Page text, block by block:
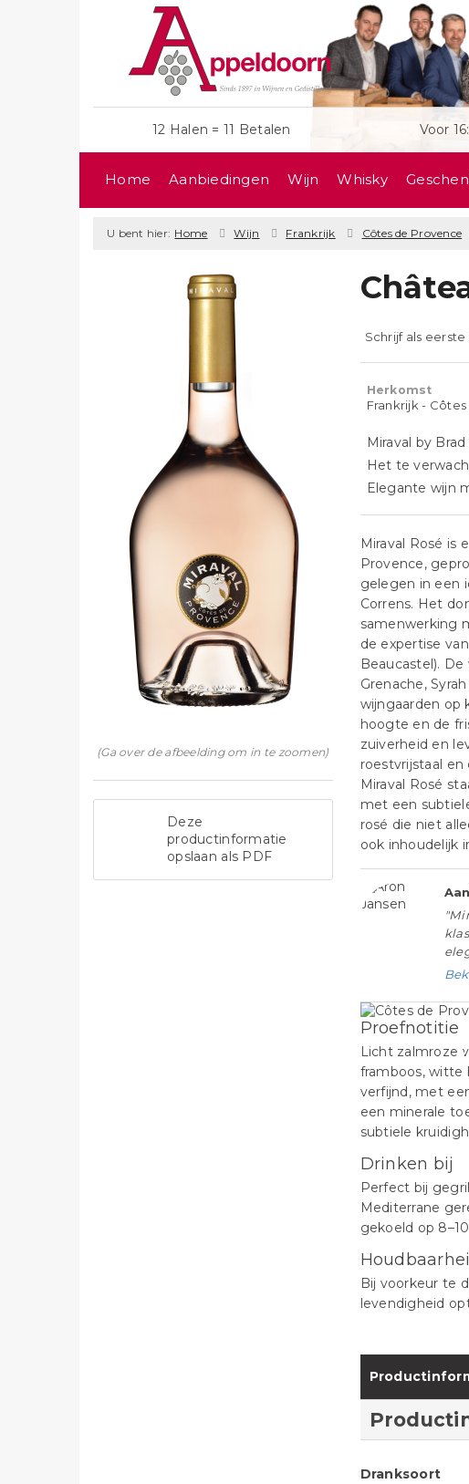
12 Halen = 11 Betalen Voor
Home Aanbiedingen Wijn Whisky
U bent hier: Home Wijn Frankrijk Côtes de Provence
(Ga over de afbeelding om in te zoomen)
Deze
productinformatie
opslaan als PDF
Schrijf als
Herkomst
Frankrijk -
Miraval by
Het te
Elegante wijn
Miraval Rosé is
Provence,
gelegen in een
Correns. Het
samenwerking
de expertise
Beaucastel).
Grenache,
wijngaarden op
hoogte en de
zuiverheid en
roestvrijstaal
Miraval Rosé
met een
rosé die niet
ook inhoudelijk
Proefnotitie
Licht zalmroze
framboos, witte
verfijnd, met
een minerale
subtiele
Drinken bij
Perfect bij
Mediterrane
gekoeld op
Bij voorkeur te
levendigheid
Dranksoort